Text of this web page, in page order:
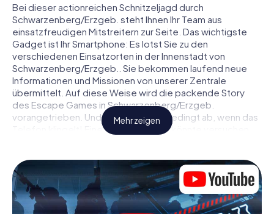
Bei dieser actionreichen Schnitzeljagd durch
Schwarzenberg/Erzgeb. steht Ihnen Ihr Team aus
einsatzfreudigen Mitstreitern zur Seite. Das wichtigste
Gadget ist Ihr Smartphone: Es lotst Sie zu den
verschiedenen Einsatzorten in der Innenstadt von
Schwarzenberg/Erzgeb.. Sie bekommen laufend neue
Informationen und Missionen von unserer Zentrale
übermittelt. Auf diese Weise wird die packende Story
des Escape Games in Schwarzenberg/Erzgeb.
vorangetrieben. Und nehmen Sie unbedingt ab, wenn das
Telefon klingelt! Eine Kontaktperson könnte versuchen,
dubioser Doppelagent und so manche Information als
bewusst gelegte falsche Fährte. Seien Sie auf der Hut,
ziehen Sie die richtigen Schlüsse und vor allem: Vertrauen
Sie niemandem!
Mehr zeigen